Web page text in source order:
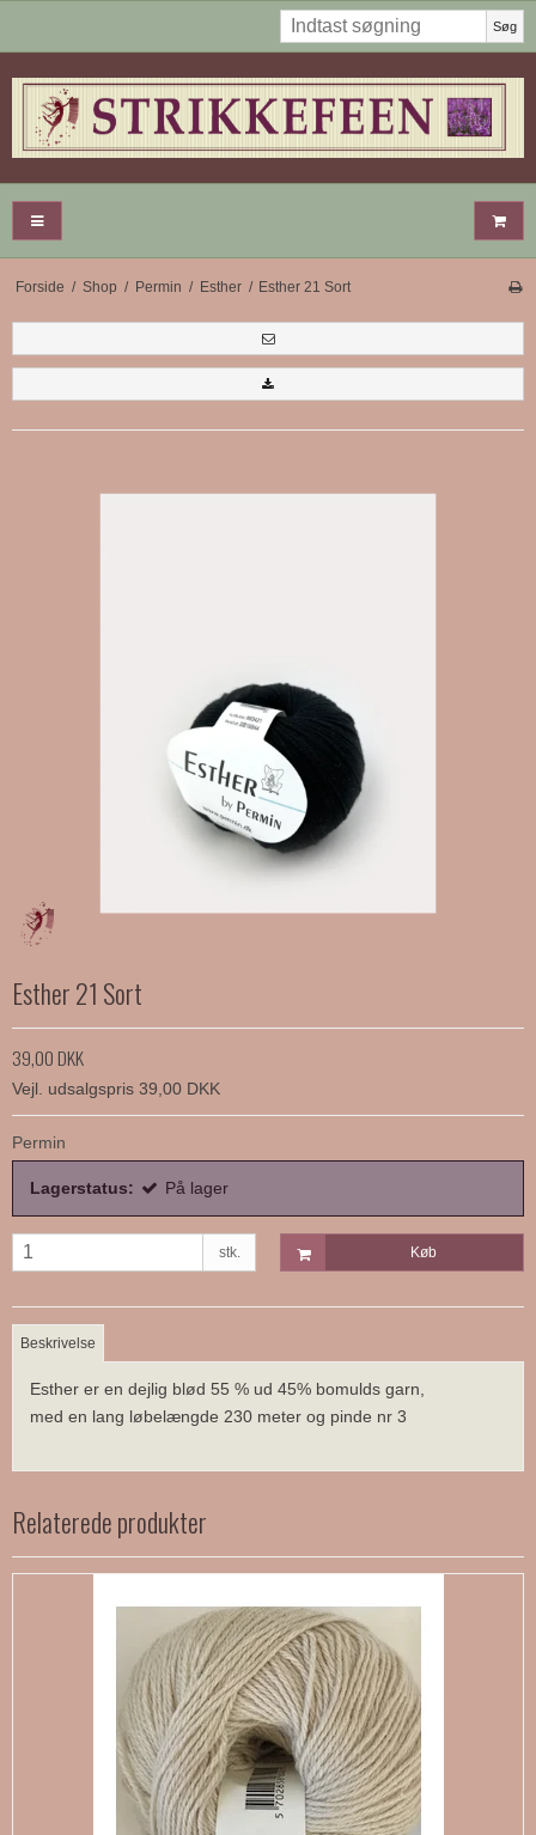
Søg
Forside / Shop / Permin / Esther / Esther 21 Sort
Esther 21 Sort
39,00 DKK
Vejl. udsalgspris 39,00 DKK
Permin
Lagerstatus: På lager
stk. Køb
Beskrivelse
Esther er en dejlig blød 55 % ud 45% bomulds garn,
med en lang løbelængde 230 meter og pinde nr 3
Relaterede produkter